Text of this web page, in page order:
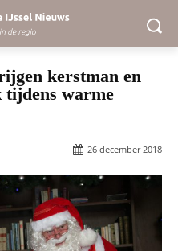
kerstman en
tijdens warme
26 december 2018